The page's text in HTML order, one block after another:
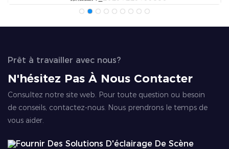
Prêt à travailler avec nous?
N'hésitez Pas À Nous Contacter
Consultez notre site web. Pour toute question ou besoin
de conseils, contactez-nous. Nous prendrons le temps de
vous aider.
Fournir Des Solutions D'éclairage De Scène